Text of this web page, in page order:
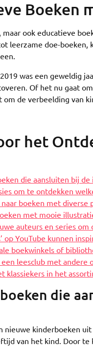
Boeken
ook educatieve
leerzame doe-boeken,
was een geweldig
Of het nu gaat
om de verbeelding van
het
die aansluiten bij
om te ontdekken
naar boeken met
met mooie
auteurs en series
op YouTube kunnen
boekwinkels of
leesclub met
klassiekers in het
die
nieuwe kinderboeken
van het kind. Door